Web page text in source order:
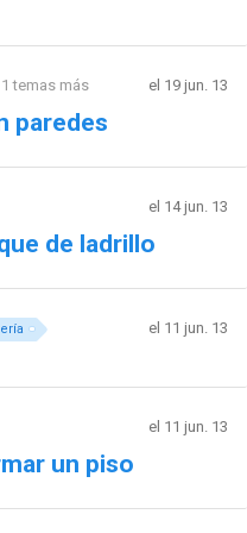
temas más el 19 jun. 13
paredes
el 14 jun. 13
de ladrillo
el 11 jun. 13
el 11 jun. 13
un piso